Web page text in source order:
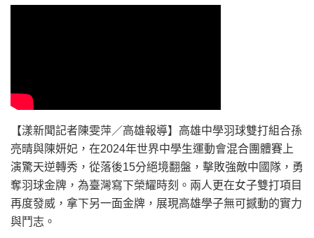
【漾新聞記者陳雯萍／高雄報導】高雄中學羽球雙打組合孫
亮晴與陳妍妃，在2024年世界中學生運動會混合團體賽上
演驚天逆轉秀，從落後15分絕境翻盤，擊敗強敵中國隊，勇
奪羽球金牌，為臺灣寫下榮耀時刻。兩人更在女子雙打項目
再度發威，拿下另一面金牌，展現高雄學子無可撼動的實力
與鬥志。